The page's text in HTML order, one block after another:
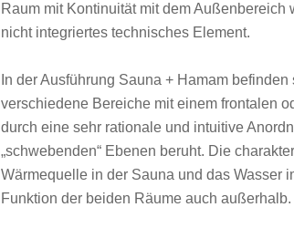
Raum mit Kontinuität mit dem
nicht integriertes technisches Element.
In der Ausführung Sauna + Hamam
verschiedene Bereiche mit einem frontalen
durch eine sehr rationale und intuitive
„schwebenden“ Ebenen beruht. Die
Wärmequelle in der Sauna und das Wasser
Funktion der beiden Räume auch außerhalb.